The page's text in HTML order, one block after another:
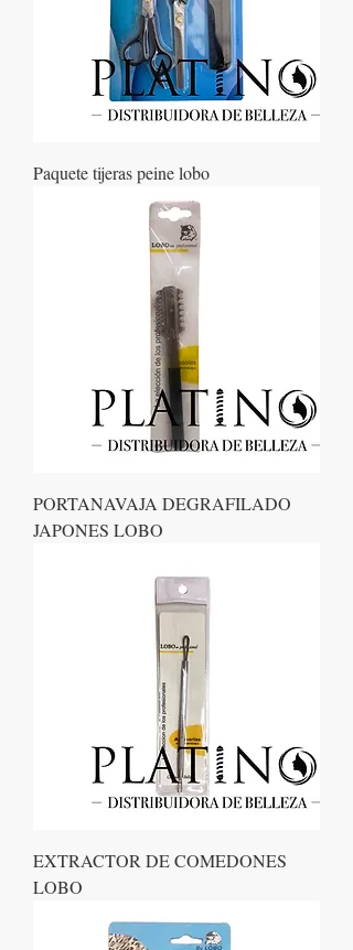
CLIENTES.
Paquete tijeras peine lobo
PORTANAVAJA DEGRAFILADO
JAPONES LOBO
EXTRACTOR DE COMEDONES
LOBO